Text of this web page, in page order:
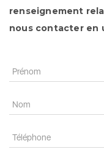
renseignement
nous contacter en